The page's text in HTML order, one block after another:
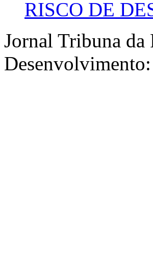
RISCO DE
Jornal Tribuna da
Desenvolvimento: